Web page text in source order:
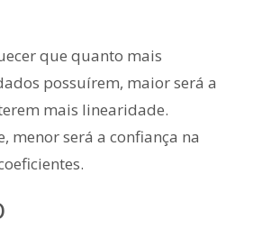
que quanto mais
possuírem, maior será a
mais linearidade.
menor será a confiança na